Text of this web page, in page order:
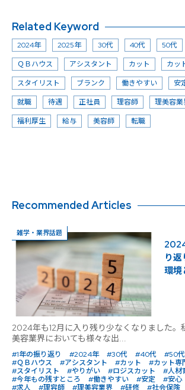
Related Keyword
2024年 2025年 30代 40代 50代
ＱＢハウス
アシスタント カット
カッ
スタイリスト
ブランク 働きやすい 安
就職
待遇 正社員 理容師 理美容業
福利厚生
給与 美容師 転職
Recommended Articles
雑学・業界話題
り
環境
2024年も12月に入り残り少なくなりました。
美容業界においても様々な出...
#1年の振り返り #2024年 #30代 #40代 #50代
#ＱＢハウス
#アシスタント #カット
#カット専
#スタイリスト
#やりがい #ロジスカット #人材
#今年もの残すところ
#働きやすい #安定 #安心
#求人
#理容師 #理美容業界 #研修 #社会保険